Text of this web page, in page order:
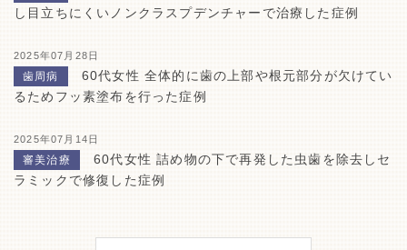
し目立ちにくいノンクラスプデンチャーで治療した症例
2025年07月28日
歯周病
60代女性 全体的に歯の上部や根元部分が欠けてい
るためフッ素塗布を行った症例
2025年07月14日
審美治療
60代女性 詰め物の下で再発した虫歯を除去しセ
ラミックで修復した症例